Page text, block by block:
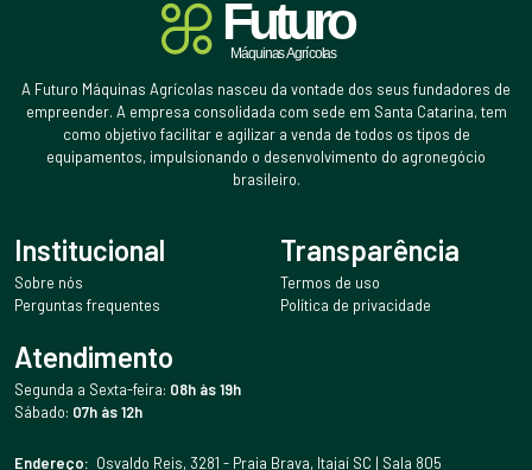
A Futuro Máquinas Agrícolas nasceu da vontade dos seus fundadores de
empreender. A empresa consolidada com sede em Santa Catarina, tem
como objetivo facilitar e agilizar a venda de todos os tipos de
equipamentos, impulsionando o desenvolvimento do agronegócio
brasileiro.
Institucional
Sobre nós
Perguntas frequentes
Transparência
Termos de uso
Política de privacidade
Atendimento
Segunda a Sexta-feira: 08h às 19h
Sábado: 07h às 12h
Endereço: Osvaldo Reis, 3281 - Praia Brava, Itajaí SC | Sala 805